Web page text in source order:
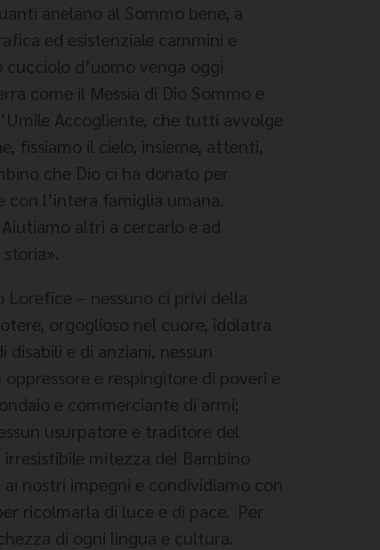
anelano al Sommo bene, a
ed esistenziale cammini e
d’uomo venga oggi
come il Messia di Dio Sommo e
Accogliente, che tutti avvolge
fissiamo il cielo, insieme, attenti,
che Dio ci ha donato per
l’intera famiglia umana.
altri a cercarlo e ad
Lorefice – nessuno ci privi della
orgoglioso nel cuore, idolatra
e di anziani, nessun
e respingitore di poveri e
e commerciante di armi;
usurpatore e traditore del
mitezza del Bambino
nostri impegni e condividiamo con
ricolmarla di luce e di pace. Per
di ogni lingua e cultura.